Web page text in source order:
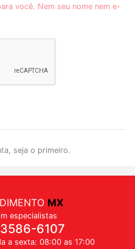
você. Nem seu nome nem e-
seja o primeiro.
MX
especialistas
6107
a sexta: 08:00 as 17:00